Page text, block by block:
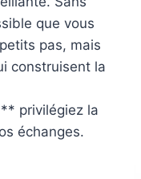
que vous
pas, mais
construisent la
privilégiez la
échanges.